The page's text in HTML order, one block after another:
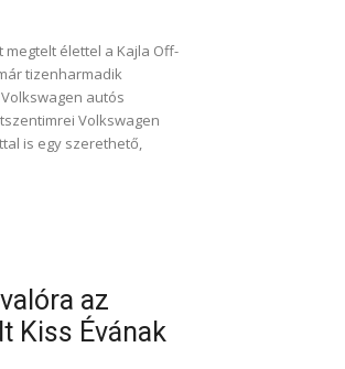
megtelt élettel a Kajla Off-
tizenharmadik
autós
Volkswagen
is egy szerethető,
az
Kiss Évának